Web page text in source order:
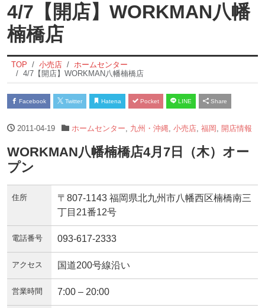
4/7【開店】WORKMAN八幡
楠橋店
TOP 小売店
ホームセンター
4/7【開店】WORKMAN八幡楠橋店
Facebook Twitter Hatena Pocket LINE Share
2011-04-19 ホームセンター 九州・沖縄 小売店, 福岡 開店情報
WORKMAN八幡楠橋店4月7日（木）オー
プン
住所
〒807-1143 福岡県北九州市八幡西区楠橋南三
丁目21番12号
電話番号 093-617-2333
アクセス 国道200号線沿い
営業時間 7:00 – 20:00